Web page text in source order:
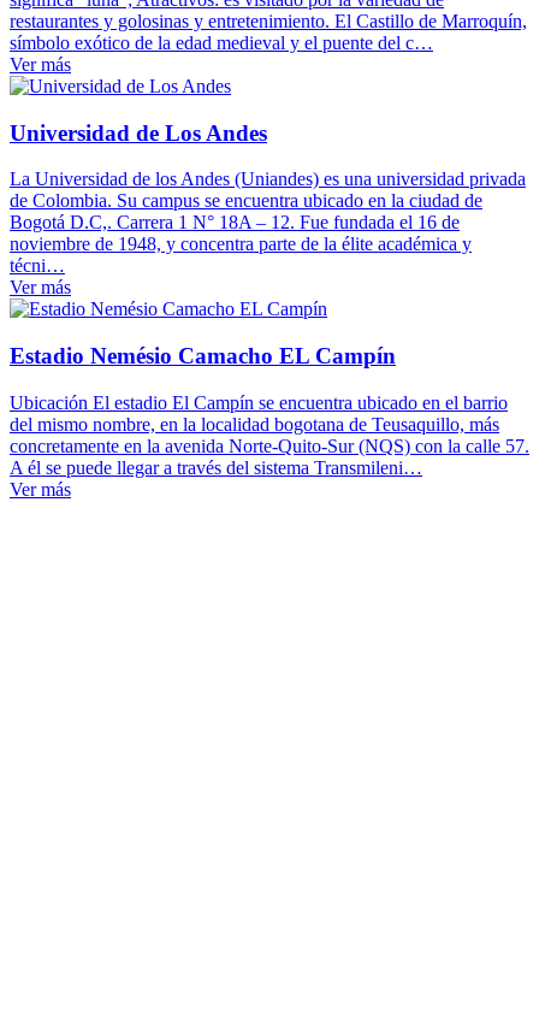
restaurantes y golosinas y entretenimiento. El Castillo de Marroquín,
símbolo exótico de la edad medieval y el puente del c…
Ver más
Universidad de Los Andes
La Universidad de los Andes (Uniandes) es una universidad privada
de Colombia. Su campus se encuentra ubicado en la ciudad de
Bogotá D.C,. Carrera 1 N° 18A – 12. Fue fundada el 16 de
noviembre de 1948, y concentra parte de la élite académica y
técni…
Ver más
Estadio Nemésio Camacho EL Campín
Ubicación El estadio El Campín se encuentra ubicado en el barrio
del mismo nombre, en la localidad bogotana de Teusaquillo, más
concretamente en la avenida Norte-Quito-Sur (NQS) con la calle 57.
A él se puede llegar a través del sistema Transmileni…
Ver más